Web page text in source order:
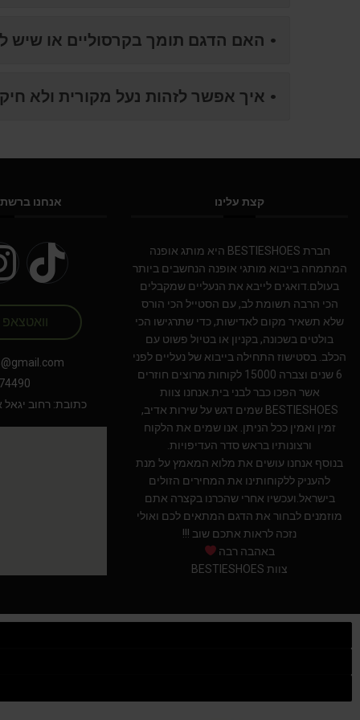
NIKE AIR FORCE 1 SHADOW
NIKE BLAZER
NIKE AIR VAPORMAX
NIKE DUNK KIDS
NIKE MAC ATTACK
PUMA X FENTY
Uncategorized
YEEZY
YEEZY 350
YEEZY 700
YEEZY SLIDES
• האם הדגם תומך בקרסוליים או שיש
• איך אפשר לזהות נעל מקורית ולא
קצת עלינו
חברת BESTIESHOES היא מותג אופנה
המתמחה בייבוא מותגי אופנה הנחשבים ביותר
בעולם.דואגים לייבא את הנעליים שמקבלים
הכי הרבה תשומת לב, עם הסטייל הכי הורס
שלא תשאיר מקום לאדישות, כדי שתרגישו הכי
בולטים בשכונה, בקניון או בטיול פשוט עם
הכלב. בסטישוז התחילה בייבוא של נעליים לפני
6 שנים וצברה 15000 לקוחות מרוצים חוזרים
אשר הפכו כבר לבני בית.אנחנו צוות
BESTIESHOES שמים דגש על שירות אדיב,
זמין ואמין ככל הניתן. אנו שמים את הלקוח
ורצונותיו בראש סדר העדיפויות.
בנוסף אנחנו עושים את מלוא המאמץ על מנת
להעניק ללקוחותינו את המחירים הזולים
בישראל.ועכשיו אחרי שהכרנו בקצרה אתם
מוזמנים לבחור את הדגם המתאים לכם ואולי
נזכה לראות אתכם שוב !!!
באהבה רבה
צוות BESTIESHOES
אנחנו
כתובת: רחוב יגאל אלון 94 תל